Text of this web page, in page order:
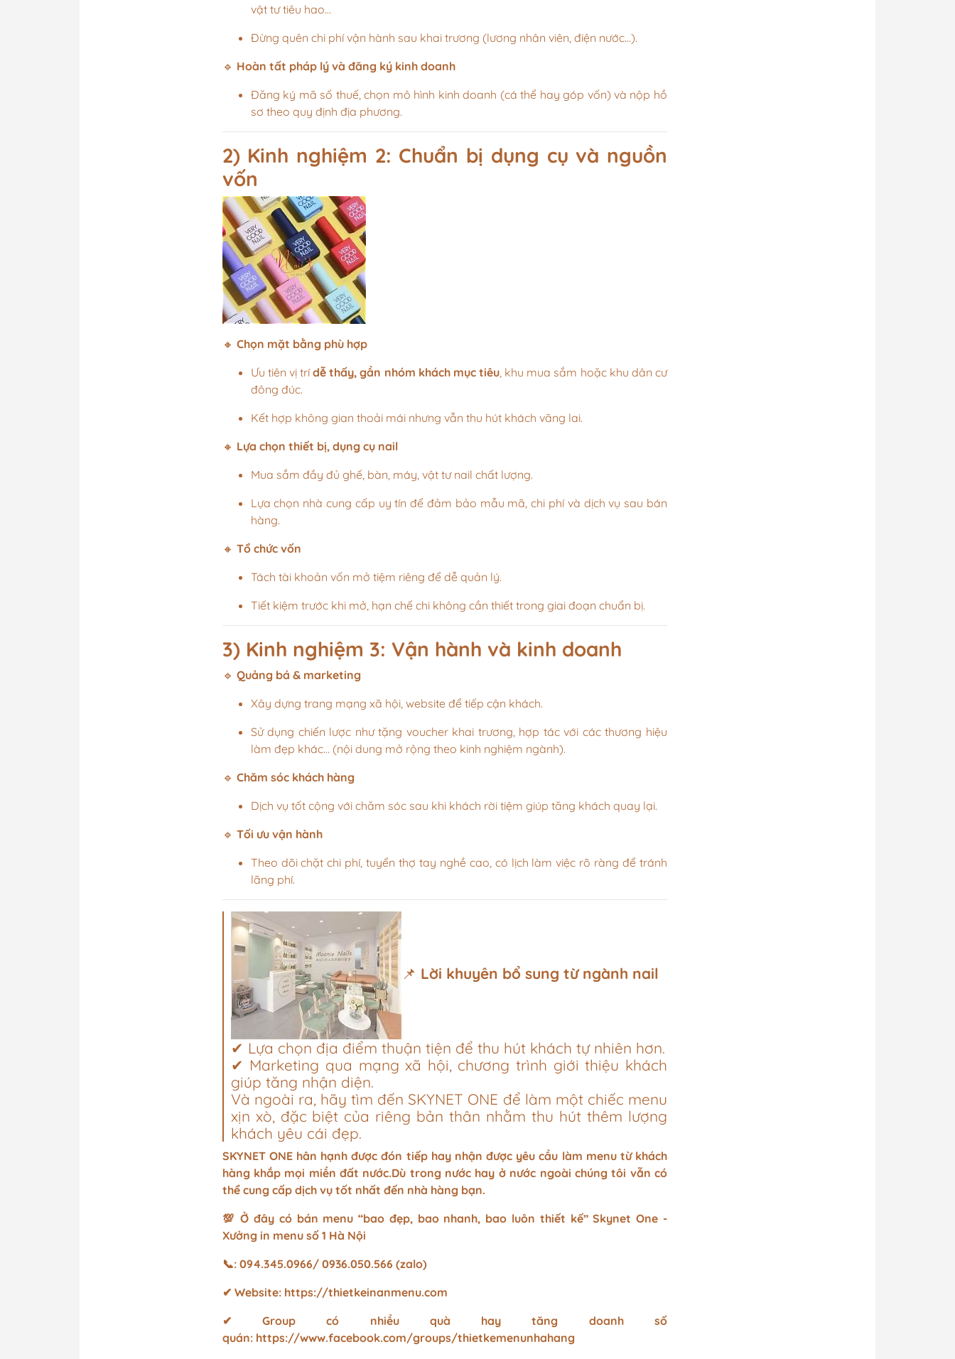
vật tư tiêu hao…
Đừng quên chi phí vận hành sau khai trương (lương nhân viên, điện nước…).
🔹 Hoàn tất pháp lý và đăng ký kinh doanh
Đăng ký mã số thuế, chọn mô hình kinh doanh (cá thể hay góp vốn) và nộp hồ
sơ theo quy định địa phương.
2) Kinh nghiệm 2: Chuẩn bị dụng cụ và nguồn
vốn
🔸 Chọn mặt bằng phù hợp
Ưu tiên vị trídễ thấy, gần nhóm khách mục tiêu, khu mua sắm hoặc khu dân cư
đông đúc.
Kết hợp không gian thoải mái nhưng vẫn thu hút khách vãng lai.
🔸 Lựa chọn thiết bị, dụng cụ nail
Mua sắm đầy đủ ghế, bàn, máy, vật tư nail chất lượng.
Lựa chọn nhà cung cấp uy tín để đảm bảo mẫu mã, chi phí và dịch vụ sau bán
hàng.
🔸 Tổ chức vốn
Tách tài khoản vốn mở tiệm riêng để dễ quản lý.
Tiết kiệm trước khi mở, hạn chế chi không cần thiết trong giai đoạn chuẩn bị.
3) Kinh nghiệm 3: Vận hành và kinh doanh
🔹 Quảng bá & marketing
Xây dựng trang mạng xã hội, website để tiếp cận khách.
Sử dụng chiến lược như tặng voucher khai trương, hợp tác với các thương hiệu
làm đẹp khác… (nội dung mở rộng theo kinh nghiệm ngành).
🔹 Chăm sóc khách hàng
Dịch vụ tốt cộng với chăm sóc sau khi khách rời tiệm giúp tăng khách quay lại.
🔹 Tối ưu vận hành
Theo dõi chặt chi phí, tuyển thợ tay nghề cao, có lịch làm việc rõ ràng để tránh
lãng phí.
📌 Lời khuyên bổ sung từ ngành nail
✔ Lựa chọn địa điểm thuận tiện để thu hút khách tự nhiên hơn.
✔ Marketing qua mạng xã hội, chương trình giới thiệu khách
giúp tăng nhận diện.
Và ngoài ra, hãy tìm đến SKYNET ONE để làm một chiếc menu
xịn xò, đặc biệt của riêng bản thân nhằm thu hút thêm lượng
khách yêu cái đẹp.
SKYNET ONE hân hạnh được đón tiếp hay nhận được yêu cầu làm menu từ khách
hàng khắp mọi miền đất nước.Dù trong nước hay ở nước ngoài chúng tôi vẫn có
thể cung cấp dịch vụ tốt nhất đến nhà hàng bạn.
💯 Ở đây có bán menu “bao đẹp, bao nhanh, bao luôn thiết kế” Skynet One -
Xưởng in menu số 1 Hà Nội
📞: 094.345.0966/ 0936.050.566 (zalo)
✔ Website: https://thietkeinanmenu.com
✔ Group có nhiều quà hay tăng doanh số
quán: https://www.facebook.com/groups/thietkemenunhahang